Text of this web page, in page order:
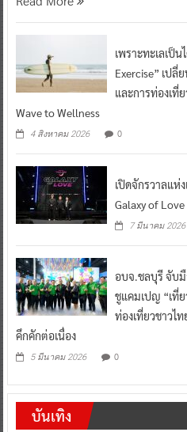
เพราะทะเลเป็
Exercise” เปลี่
และการท่องเที่
Wave to Wellness
4 สิงหาคม 2026 0
เปิดจักรวาลแห่
Galaxy of
7 มีนาคม 2026
อบจ.ชลบุรี จับ
ชูแคมเปญ “เที่
ท่องเที่ยวชาวไ
คึกคักต่อเนื่อง
5 มีนาคม 2026 0
บันเทิง